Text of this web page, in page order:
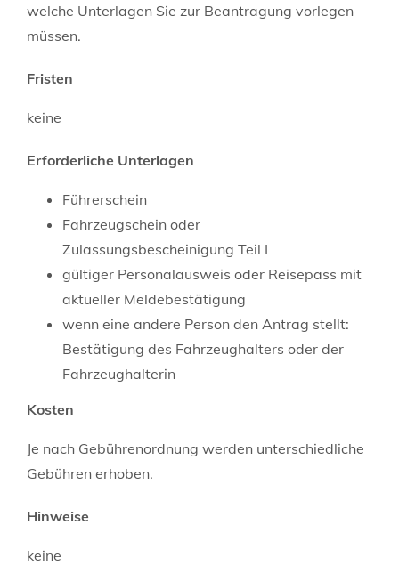
welche Unterlagen Sie zur Beantragung vorlegen
müssen.
Fristen
keine
Erforderliche Unterlagen
Führerschein
Fahrzeugschein oder
Zulassungsbescheinigung Teil I
gültiger Personalausweis oder Reisepass mit
aktueller Meldebestätigung
wenn eine andere Person den Antrag stellt:
Bestätigung des Fahrzeughalters oder der
Fahrzeughalterin
Kosten
Je nach Gebührenordnung werden unterschiedliche
Gebühren erhoben.
Hinweise
keine